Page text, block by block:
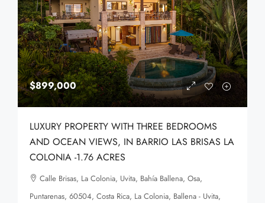
$899,000
LUXURY PROPERTY WITH THREE BEDROOMS
AND OCEAN VIEWS, IN BARRIO LAS BRISAS LA
COLONIA -1.76 ACRES
Calle Brisas, La Colonia, Uvita, Bahía Ballena, Osa,
Puntarenas, 60504, Costa Rica, La Colonia, Ballena - Uvita,